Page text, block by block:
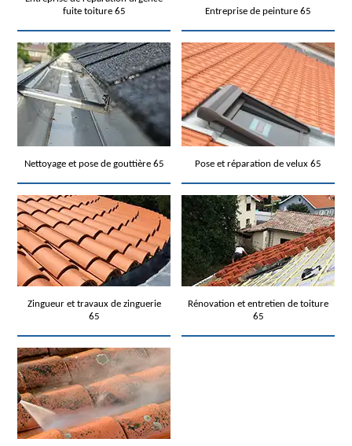
fuite toiture 65
Entreprise de peinture 65
Nettoyage et pose de gouttière 65 Pose et réparation de velux 65
Zingueur et travaux de zinguerie
65
Rénovation et entretien de toiture
65